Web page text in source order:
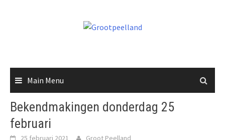
Main Menu
Bekendmakingen donderdag 25
februari
25 februari 2021 Groot Peelland